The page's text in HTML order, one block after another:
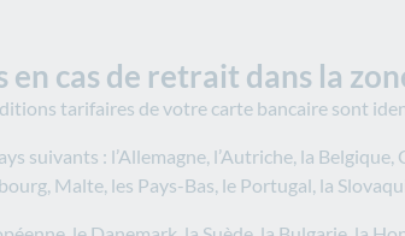
cas de retrait dans la
tarifaires de votre carte bancaire sont
suivants : l’Allemagne, l’Autriche, la Belgique,
Malte, les Pays-Bas, le Portugal, la